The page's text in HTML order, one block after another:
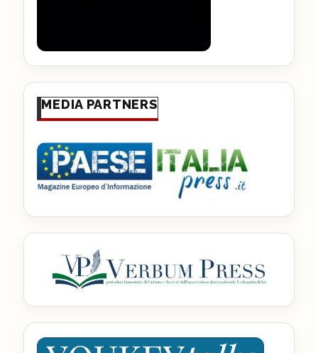
MEDIA PARTNERS